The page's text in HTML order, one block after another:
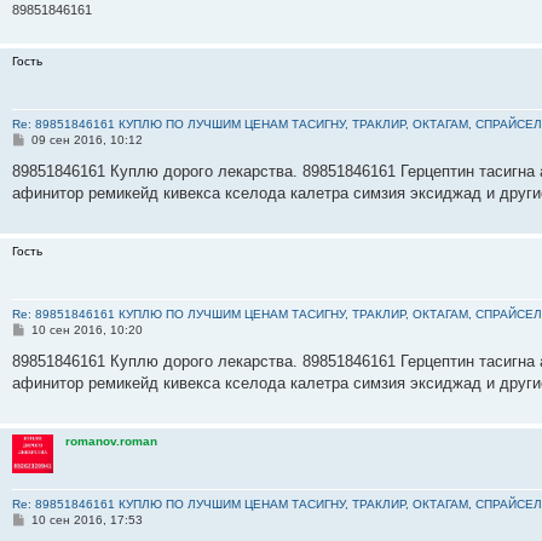
и
89851846161
Гость
Re: 89851846161 КУПЛЮ ПО ЛУЧШИМ ЦЕНАМ ТАСИГНУ, ТРАКЛИР, ОКТАГАМ,
С
о
щ
е
09 сен 2016, 10:12
89851846161 Куплю дорого лекарства. 89851846161 Герцептин
афинитор ремикейд кивекса кселода калетра симзия эксиджад и
Гость
Re: 89851846161 КУПЛЮ ПО ЛУЧШИМ ЦЕНАМ ТАСИГНУ, ТРАКЛИР, ОКТАГАМ,
С
о
щ
и
е
10 сен 2016, 10:20
89851846161 Куплю дорого лекарства. 89851846161 Герцептин
афинитор ремикейд кивекса кселода калетра симзия эксиджад и
romanov.roman
Re: 89851846161 КУПЛЮ ПО ЛУЧШИМ ЦЕНАМ ТАСИГНУ, ТРАКЛИР, ОКТАГАМ,
С10 сен 2016, 17:53